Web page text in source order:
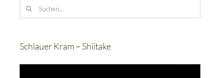
Suche
nach:
Schlauer Kram – Shiitake